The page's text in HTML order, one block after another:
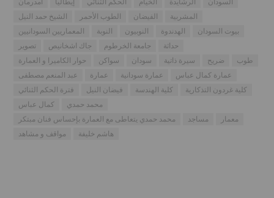
أمدرمان
إيطاليا الحكم الثنائي الخيام الرشايدة
السودان
الشيخ حمد النيل
الطوب الأحمر الفيضان
المشربية
المعماريين السودانيين
النوبة النوبيون الهدندوة
بيوت السودان
تصوير
جاك اشخانيص جامعة الخرطوم
حداثة
حوار الكاميرا و العمارة
سواكن سودان سيرة ذاتية ضريح
طوب
عبد المنعم مصطفى
عمارة عمارة سودانية
عمارة كمال عباس
فترة الحكم الثنائي
فيضان النيل كلية الهندسة
كلية غردون التذكارية
كمال عباس
محمد حمدي
محمد حمدي يتعاطى مع العمارة بإحساس فنان مبتكر
مساجد
معمار
مواقف و مشاهد
هاشم خليفة